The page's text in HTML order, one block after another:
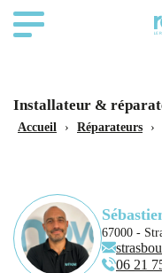
Installateur &
Accueil › Réparateurs ›
67000 -
‭06 21